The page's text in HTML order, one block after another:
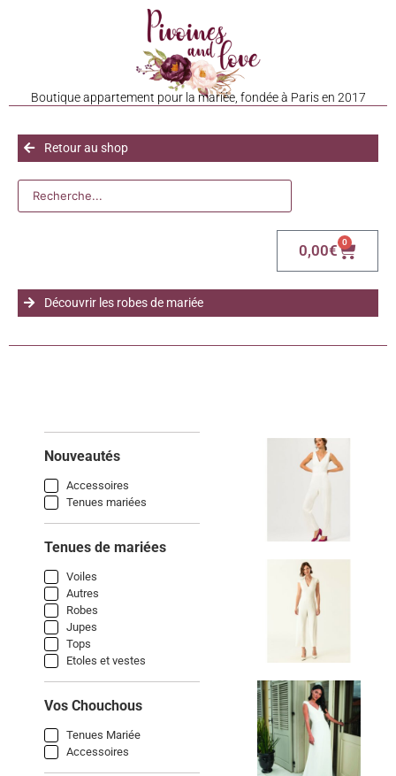
Boutique appartement pour la mariée, fondée à Paris en 2017
Retour au shop
0,00€ 0
Découvrir les robes de mariée
Nouveautés
Accessoires
Tenues mariées
Tenues de mariées
Voiles
Autres
Robes
Jupes
Tops
Etoles et vestes
Vos Chouchous
Tenues Mariée
Accessoires